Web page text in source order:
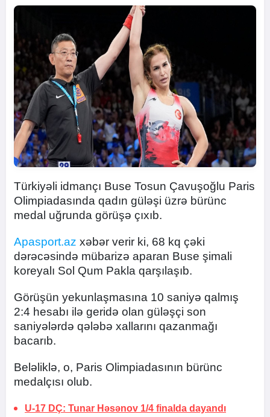
Türkiyəli idmançı Buse Tosun Çavuşoğlu Paris
Olimpiadasında qadın güləşi üzrə bürünc
medal uğrunda görüşə çıxıb.
Apasport.az xəbər verir ki, 68 kq çəki
dərəcəsində mübarizə aparan Buse şimali
koreyalı Sol Qum Pakla qarşılaşıb.
Görüşün yekunlaşmasına 10 saniyə qalmış
2:4 hesabı ilə geridə olan güləşçi son
saniyələrdə qələbə xallarını qazanmağı
bacarıb.
Beləliklə, o, Paris Olimpiadasının bürünc
medalçısı olub.
U-17 DÇ: Tunar Həsənov 1/4 finalda dayandı